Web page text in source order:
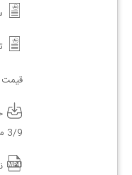
3/9 مگا بایت